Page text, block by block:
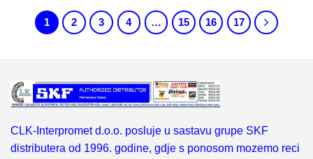
1 2 3 4 … 15 16 17
CLK-Interpromet d.o.o. posluje u sastavu grupe SKF
distributera od 1996. godine, gdje s ponosom mozemo reci